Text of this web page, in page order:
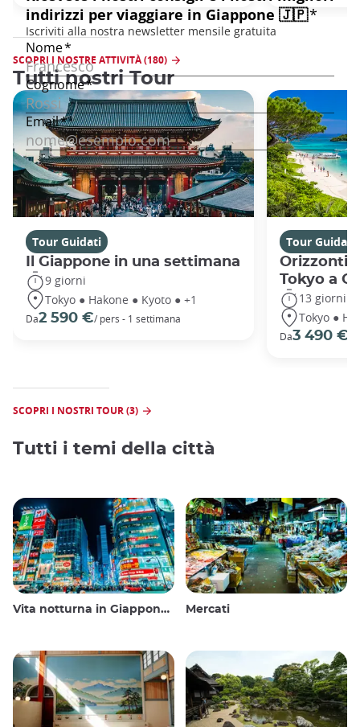
SCOPRI I NOSTRE ATTIVITÀ (180)
Tutti nostri Tour
Tour Guidati
Il Giappone in una settimana
9 giorni
Tokyo ● Hakone ● Kyoto ● +1
Da2 590 €/ pers - 1 settimana
Tour Guidati
Orizzonti
Tokyo a
13 giorni
Tokyo ●
Da3 490 €
SCOPRI I NOSTRI TOUR (3)
Tutti i temi della città
Vita notturna in Giappone: uscire, vedere e bere Mercati